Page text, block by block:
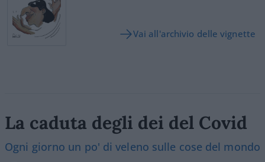
Vai all'archivio delle vignette
La caduta degli dei del Covid
Ogni giorno un po' di veleno sulle cose del mondo